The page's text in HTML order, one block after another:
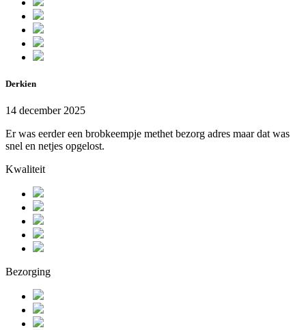
Derkien
14 december 2025
Er was eerder een brobkeempje methet bezorg adres maar dat was
snel en netjes opgelost.
Kwaliteit
Bezorging